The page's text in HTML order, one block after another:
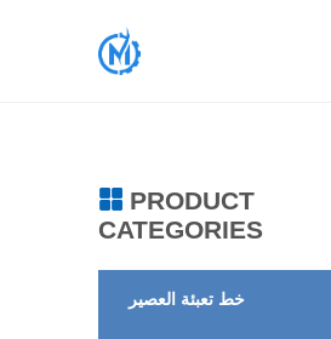
PRODUCT
CATEGORIES
خط تعبئة العصير